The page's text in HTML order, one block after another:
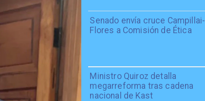
Senado envía cruce Campillai-
Flores a Comisión de Ética
Ministro Quiroz detalla
megarreforma tras cadena
nacional de Kast